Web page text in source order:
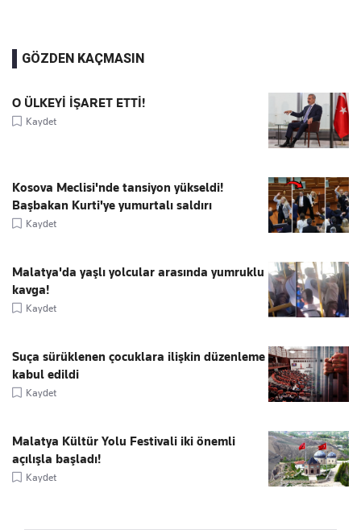
GÖZDEN KAÇMASIN
O ÜLKEYİ İŞARET ETTİ!
Kaydet
Kosova Meclisi'nde tansiyon yükseldi!
Başbakan Kurti'ye yumurtalı saldırı
Kaydet
Malatya'da yaşlı yolcular arasında yumruklu
kavga!
Kaydet
Suça sürüklenen çocuklara ilişkin düzenleme
kabul edildi
Kaydet
Malatya Kültür Yolu Festivali iki önemli
açılışla başladı!
Kaydet